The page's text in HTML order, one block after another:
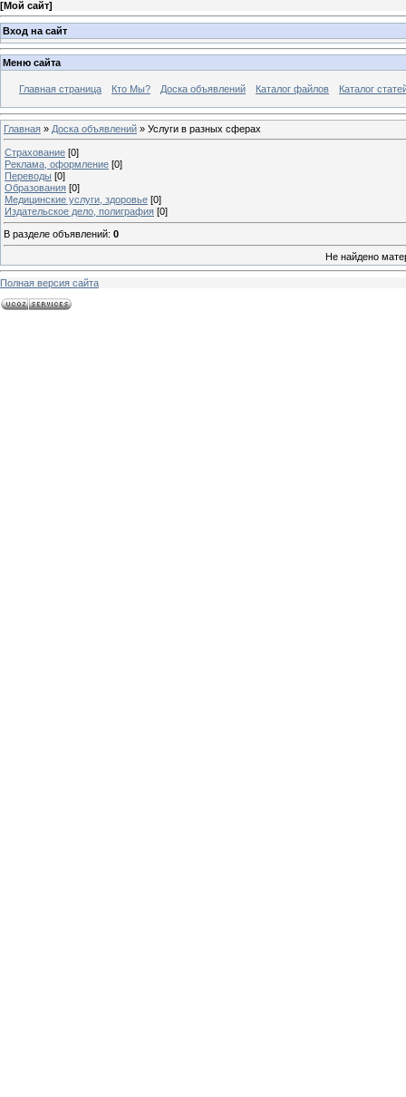
[Мой сайт]
Вход на сайт
Меню сайта
Главная страница Кто Мы? Доска объявлений Каталог файлов Каталог
Главная » Доска объявлений » Услуги в разных сферах
Страхование [0]
Реклама, оформление [0]
Переводы [0]
Образования [0]
Медицинские услуги, здоровье [0]
Издательское дело, полиграфия [0]
В разделе объявлений: 0
Не найдено
Полная версия сайта